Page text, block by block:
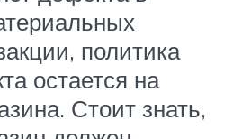
политика
остается на
Стоит знать,